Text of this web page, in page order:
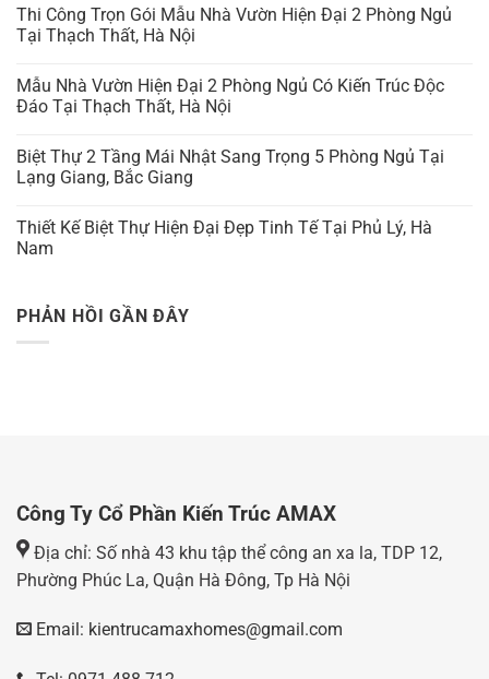
BY
ANTONKILL
Thi Công Trọn Gói Mẫu Nhà Vườn Hiện Đại 2 Phòng Ngủ
Tại Thạch Thất, Hà Nội
Mẫu Nhà Vườn Hiện Đại 2 Phòng Ngủ Có Kiến Trúc Độc
Đáo Tại Thạch Thất, Hà Nội
Biệt Thự 2 Tầng Mái Nhật Sang Trọng 5 Phòng Ngủ Tại
Lạng Giang, Bắc Giang
Thiết Kế Biệt Thự Hiện Đại Đẹp Tinh Tế Tại Phủ Lý, Hà
Nam
PHẢN HỒI GẦN ĐÂY
Công Ty Cổ Phần Kiến Trúc AMAX
Địa chỉ: Số nhà 43 khu tập thể công an xa la, TDP 12,
Phường Phúc La, Quận Hà Đông, Tp Hà Nội
Email: kientrucamaxhomes@gmail.com